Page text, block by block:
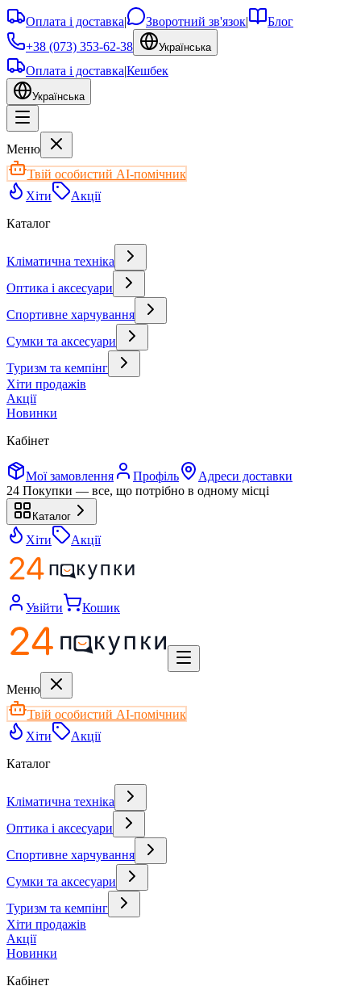
Оплата і доставка| Зворотний зв'язок|
Блог
+38 (073) 353-62-38
Українська
Оплата і доставка|Кешбек
Українська
Меню
Твій особистий AI-помічник
Хіти
Акції
Каталог
Кліматична техніка
Оптика і аксесуари
Спортивне харчування
Сумки та аксесуари
Туризм та кемпінг
Хіти продажів
Акції
Новинки
Кабінет
Мої замовлення Профіль
Адреси доставки
24 Покупки — все, що потрібно в одному місці
Каталог
Хіти Акції
Увійти Кошик
Меню
Твій особистий AI-помічник
Хіти
Акції
Каталог
Кліматична техніка
Оптика і аксесуари
Спортивне харчування
Сумки та аксесуари
Туризм та кемпінг
Хіти продажів
Акції
Новинки
Кабінет